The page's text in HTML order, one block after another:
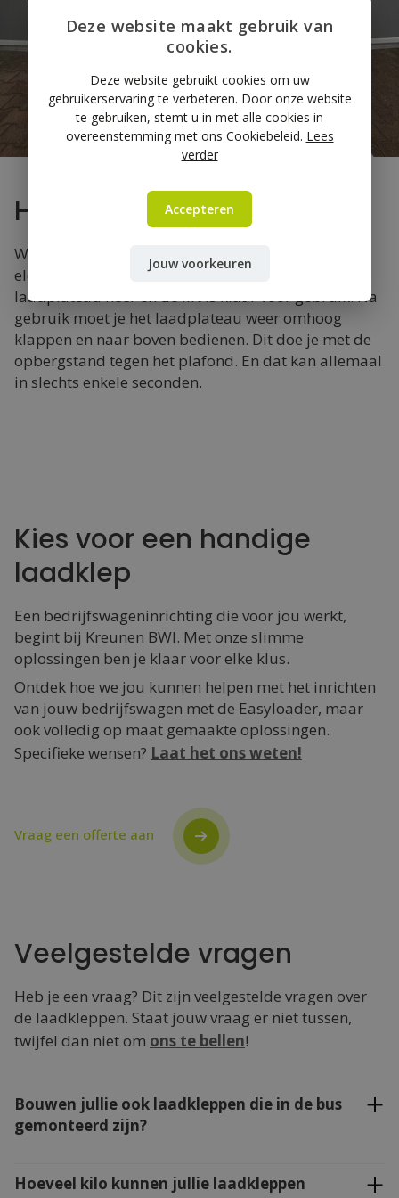
Hoe werkt de laadklep?
Wanneer je de Easyloader aanzet, kan je deze
elektrisch naar beneden bedienen. Klap het
laadplateau neer en de lift is klaar voor gebruik! Na
gebruik moet je het laadplateau weer omhoog
klappen en naar boven bedienen. Dit doe je met de
opbergstand tegen het plafond. En dat kan allemaal
in slechts enkele seconden.
Kies voor een handige
laadklep
Een bedrijfswageninrichting die voor jou werkt,
begint bij Kreunen BWI. Met onze slimme
oplossingen ben je klaar voor elke klus.
Ontdek hoe we jou kunnen helpen met het inrichten
van jouw bedrijfswagen met de Easyloader, maar
ook volledig op maat gemaakte oplossingen.
Specifieke wensen? Laat het ons weten!
Vraag een offerte aan
Veelgestelde vragen
Heb je een vraag? Dit zijn veelgestelde vragen over
de laadkleppen. Staat jouw vraag er niet tussen,
twijfel dan niet om ons te bellen!
Bouwen jullie ook laadkleppen die in de bus
gemonteerd zijn?
laadkleppen die gemonteerd in de bus staan, zodat
Hoeveel kilo kunnen jullie laadkleppen
Deze website maakt gebruik van
cookies.
Deze website gebruikt cookies om uw
gebruikerservaring te verbeteren. Door onze website
te gebruiken, stemt u in met alle cookies in
overeenstemming met ons Cookiebeleid. Lees
verder
Accepteren
Jouw voorkeuren